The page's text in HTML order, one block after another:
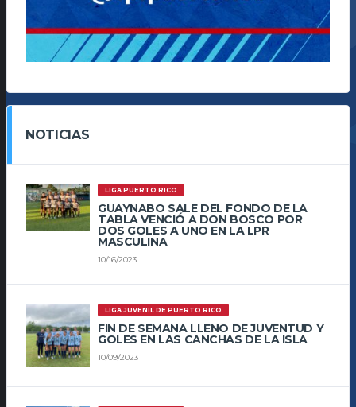
NOTICIAS
LIGA PUERTO RICO
GUAYNABO SALE DEL FONDO DE LA
TABLA VENCIÓ A DON BOSCO POR
DOS GOLES A UNO EN LA LPR
MASCULINA
10/16/2023
LIGA JUVENIL DE PUERTO RICO
FIN DE SEMANA LLENO DE JUVENTUD Y
GOLES EN LAS CANCHAS DE LA ISLA
10/09/2023